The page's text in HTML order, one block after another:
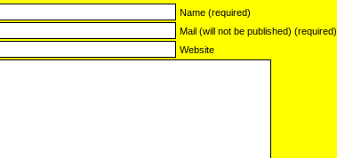
Name (required)
Mail (will not be published) (required)
Website